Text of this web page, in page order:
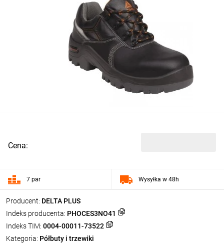
Producent: DELTA PLUS
Indeks producenta: PHOCES3NO41
Indeks TIM: 0004-00011-73522
Kategoria: Półbuty i trzewiki
Cena:
7 par Wysyłka w 48h